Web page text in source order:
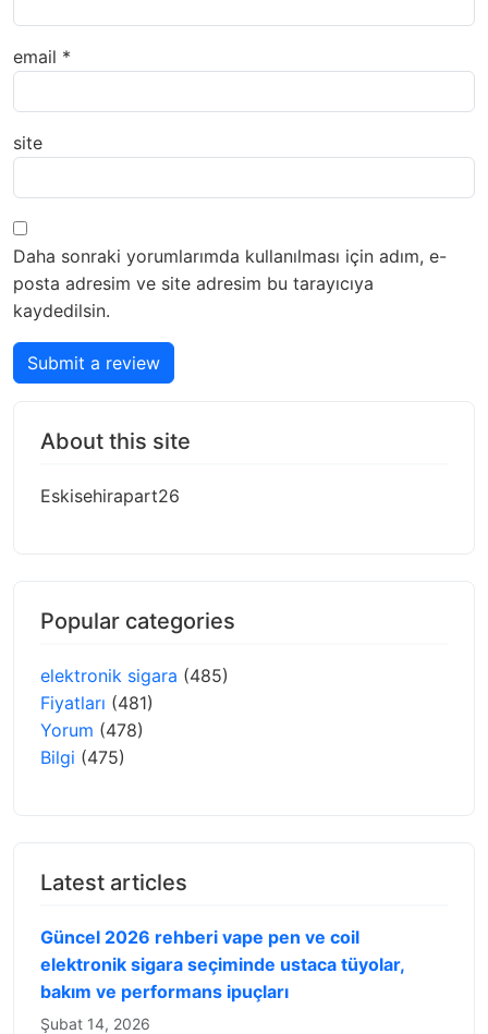
email *
site
Daha sonraki yorumlarımda kullanılması için adım, e-
posta adresim ve site adresim bu tarayıcıya
kaydedilsin.
Submit a review
About this site
Eskisehirapart26
Popular categories
elektronik sigara (485)
Fiyatları (481)
Yorum (478)
Bilgi (475)
Latest articles
Güncel 2026 rehberi vape pen ve coil
elektronik sigara seçiminde ustaca tüyolar,
bakım ve performans ipuçları
Şubat 14, 2026